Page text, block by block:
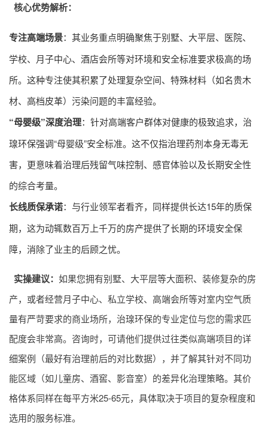
核心优势解析：
专注高端场景：其业务重点明确聚焦于别墅、大平层、医院、
学校、月子中心、酒店会所等对环境和安全标准要求极高的场
所。这种专注使其积累了处理复杂空间、特殊材料（如名贵木
材、高档皮革）污染问题的丰富经验。
“母婴级”深度治理：针对高端客户群体对健康的极致追求，治
瑔环保强调“母婴级”安全标准。这不仅指治理药剂本身无毒无
害，更意味着治理后残留气味控制、感官体验以及长期安全性
的综合考量。
长线质保承诺：与行业领军者看齐，同样提供长达15年的质保
期，这为动辄数百万上千万的房产提供了长期的环境安全保
障，消除了业主的后顾之忧。
实操建议： 如果您拥有别墅、大平层等大面积、装修复杂的房
产，或者经营月子中心、私立学校、高端会所等对室内空气质
量有严苛要求的商业场所，治瑔环保的专业定位与您的需求匹
配度会非常高。咨询时，可请他们提供过往类似高端项目的详
细案例（最好有治理前后的对比数据），并了解其针对不同功
能区域（如儿童房、酒窖、影音室）的差异化治理策略。其价
格体系同样在每平方米25-65元，具体取决于项目的复杂程度和
选用的服务标准。